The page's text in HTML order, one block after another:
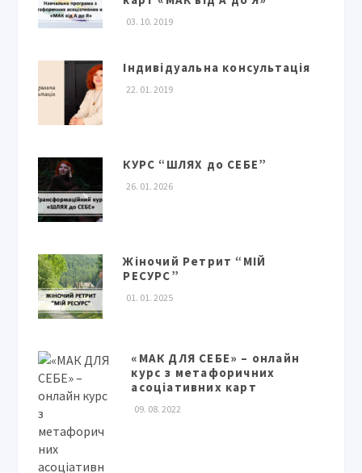
03. 10. 2019
Індивідуальна консультація
22. 01. 2019
КУРС “ШЛЯХ до СЕБЕ”
26. 01. 2026
Жіночий Ретрит “МІЙ
РЕСУРС”
01. 01. 2025
«МАК ДЛЯ СЕБЕ» – онлайн
курс з метафоричних
асоціативних карт
09. 08. 2022